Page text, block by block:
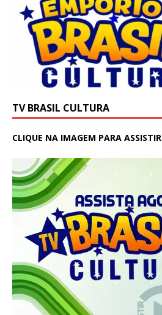
TV BRASIL CULTURA
CLIQUE NA IMAGEM PARA ASSISTIR